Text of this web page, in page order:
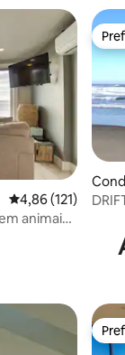
4,86 de uma
4,86 (121)
animais
ch
hóspedes